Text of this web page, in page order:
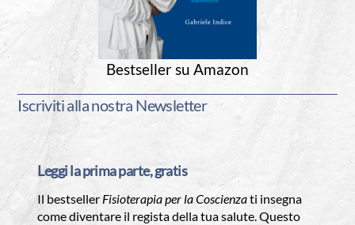
Bestseller su Amazon
Iscriviti alla nostra Newsletter
Leggi la prima parte, gratis
Il bestseller Fisioterapia per la Coscienzati insegna
come diventare il regista della tua salute. Questo